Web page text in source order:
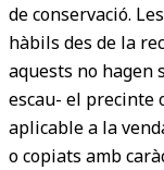
de conservació.
hàbils des de la
aquests no hagen
escau- el precinte
aplicable a la
o copiats amb